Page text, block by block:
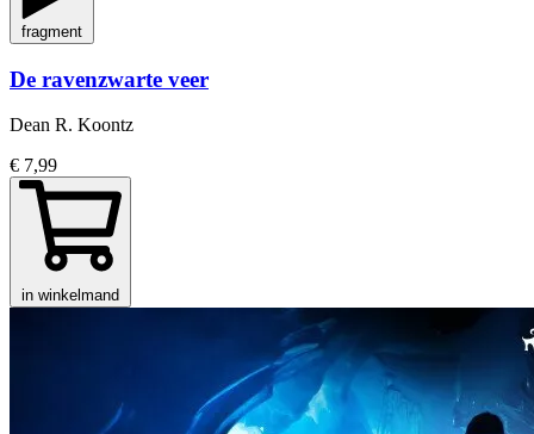
fragment
De ravenzwarte veer
Dean R. Koontz
€ 7,99
in winkelmand